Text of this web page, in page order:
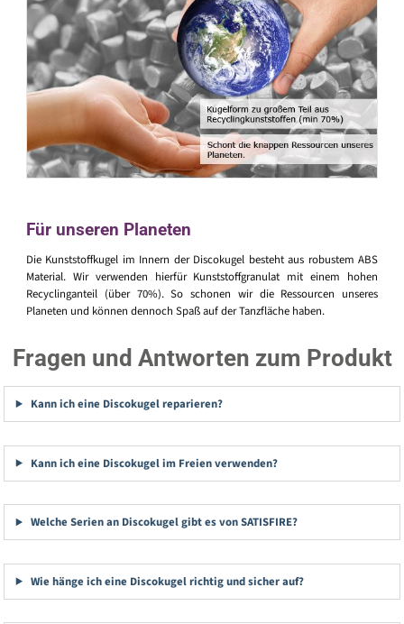
Für unseren Planeten
Die Kunststoffkugel im Innern der Discokugel besteht aus robustem ABS
Material. Wir verwenden hierfür Kunststoffgranulat mit einem hohen
Recyclinganteil (über 70%). So schonen wir die Ressourcen unseres
Planeten und können dennoch Spaß auf der Tanzfläche haben.
Fragen und Antworten zum Produkt
Kann ich eine Discokugel reparieren?
Kann ich eine Discokugel im Freien verwenden?
Welche Serien an Discokugel gibt es von SATISFIRE?
Wie hänge ich eine Discokugel richtig und sicher auf?